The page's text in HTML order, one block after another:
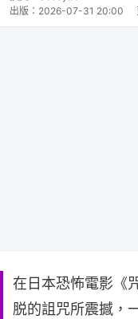
出版： 2026-07-31 20:00
在日本恐怖電影《
脱的詛咒所震撼，